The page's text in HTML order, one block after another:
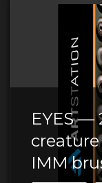
EYES —
creature
IMM